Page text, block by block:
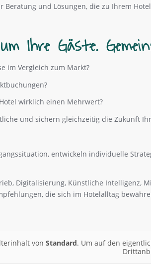
und Lösungen, die zu Ihrem
Ihre Gäste.
im Vergleich zum Markt?
wirklich einen Mehrwert?
und sichern gleichzeitig die Zukunft
entwickeln individuelle
Digitalisierung, Künstliche
die sich im Hotelalltag
von Standard. Um auf den